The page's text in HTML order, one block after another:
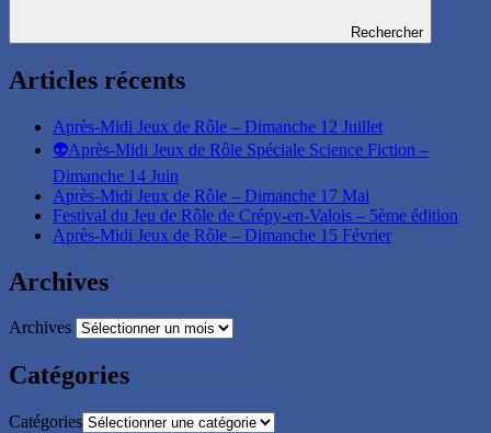
Rechercher
Articles récents
Après-Midi Jeux de Rôle – Dimanche 12 Juillet
👽Après-Midi Jeux de Rôle Spéciale Science Fiction –
Dimanche 14 Juin
Après-Midi Jeux de Rôle – Dimanche 17 Mai
Festival du Jeu de Rôle de Crépy-en-Valois – 5ème édition
Après-Midi Jeux de Rôle – Dimanche 15 Février
Archives
Archives
Catégories
Catégories